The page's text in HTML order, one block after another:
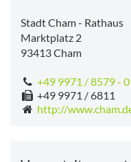
Stadt Cham - Rathaus
Marktplatz 2
93413Cham
+49 9971 / 8579 - 0
+49 9971 / 6811
http://